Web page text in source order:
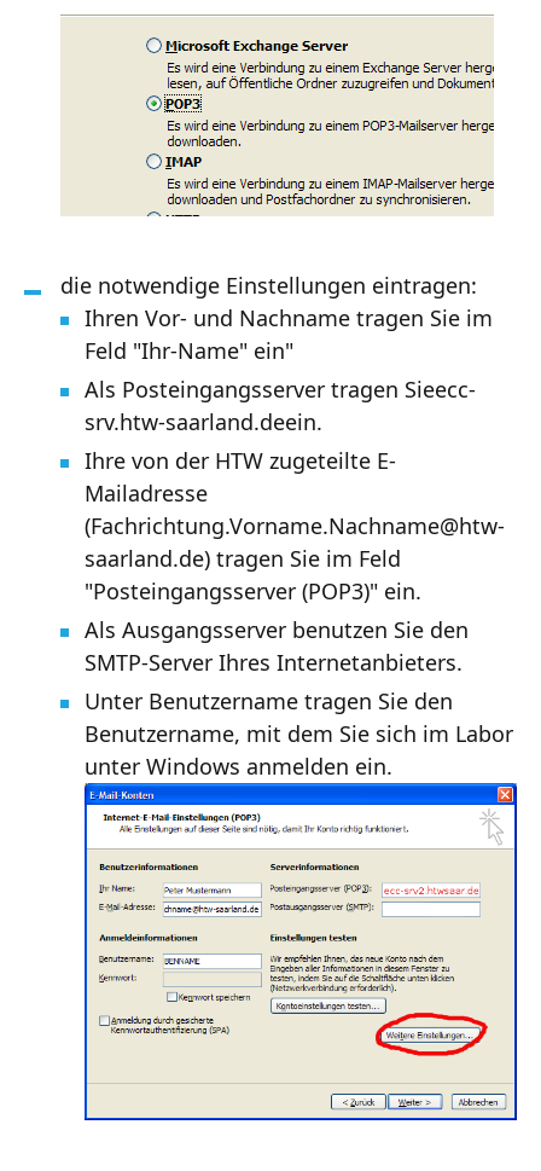
die notwendige Einstellungen eintragen:
Ihren Vor- und Nachname tragen Sie im
Feld "Ihr-Name" ein"
Als Posteingangsserver tragen Sieecc-
srv.htw-saarland.deein.
Ihre von der HTW zugeteilte E-
Mailadresse
(Fachrichtung.Vorname.Nachname@htw-
saarland.de) tragen Sie im Feld
"Posteingangsserver (POP3)" ein.
Als Ausgangsserver benutzen Sie den
SMTP-Server Ihres Internetanbieters.
Unter Benutzername tragen Sie den
Benutzername, mit dem Sie sich im Labor
unter Windows anmelden ein.